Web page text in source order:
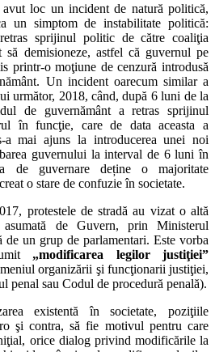
loc un incident de natură politică,
un simptom de instabilitate politică:
sprijinul politic de către coaliţia
să demisioneze, astfel că guvernul pe
printr-o moţiune de cenzură introdusă
Un incident oarecum similar a
următor, 2018, când, după 6 luni de la
de guvernământ a retras sprijinul
în funcţie, care de data aceasta a
a mai ajuns la introducerea unei noi
guvernului la interval de 6 luni în
de guvernare deține o majoritate
o stare de confuzie în societate.
protestele de stradă au vizat o altă
de Guvern, prin Ministerul
un grup de parlamentari. Este vorba
„modificarea legilor justiţiei”
organizării şi funcţionarii justiţiei,
penal sau Codul de procedură penală).
existentă în societate, poziţiile
şi contra, să fie motivul pentru care
orice dialog privind modificările la